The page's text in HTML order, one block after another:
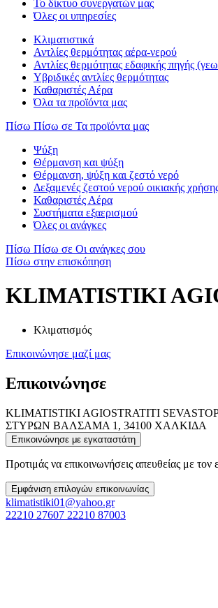
Το δίκτυο συνεργατών μας
Όλες οι υπηρεσίες
Κλιματιστικά
Αντλίες θερμότητας αέρα-νερού
Αντλίες θερμότητας εδαφικής πηγής
Υβριδικές αντλίες θερμότητας
Καθαριστές Αέρα
Όλα τα προϊόντα μας
Πίσω Πίσω σε Τα προϊόντα μας
Ψύξη
Θέρμανση και ψύξη
Θέρμανση, ψύξη και ζεστό νερό
Δεξαμενές ζεστού νερού οικιακής
Καθαριστές Αέρα
Συστήματα εξαερισμού
Όλες οι ανάγκες
Πίσω Πίσω σε Οι ανάγκες σου
Πίσω στην επισκόπηση
KLIMATISTIKI
Κλιματισμός
Επικοινώνησε μαζί μας
Επικοινώνησε
KLIMATISTIKI AGIOSTRATITI
ΣΤΥΡΩΝ ΒΑΛΣΑΜΑ 1, 34100 ΧΑΛΚΙΔΑ
Επικοινώνησε με εγκαταστάτη
Προτιμάς να επικοινωνήσεις απευθείας με τον
Εμφάνιση επιλογών επικοινωνίας
klimatistiki01@yahoo.gr
22210 27607 22210 87003